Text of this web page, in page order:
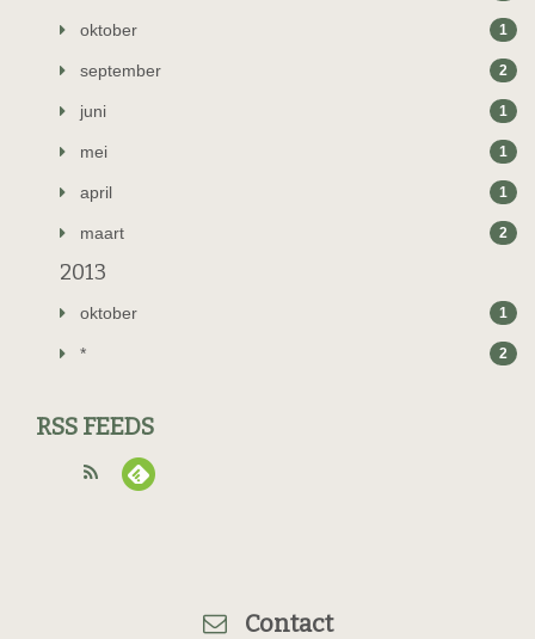
oktober 1
september 2
juni 1
mei 1
april 1
maart 2
2013
oktober 1
* 2
RSS FEEDS
Contact